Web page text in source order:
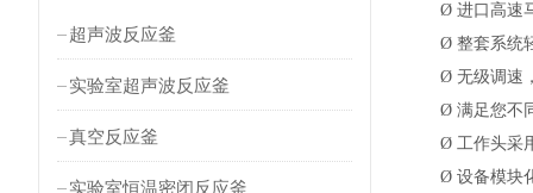
超声波反应釜
实验室超声波反应釜
真空反应釜
实验室恒温密闭反应釜
Ø 进口高速
Ø 整套系统
Ø 无级调速
Ø 满足您不
Ø 工作头采
Ø 设备模块